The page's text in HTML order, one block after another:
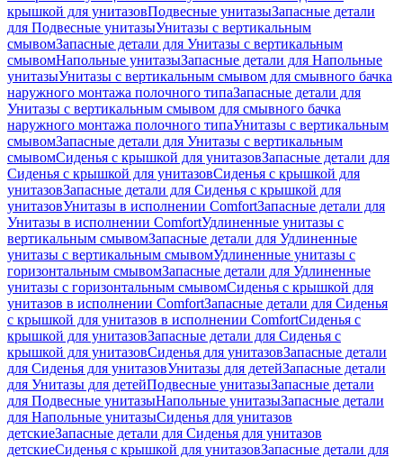
крышкой для унитазовПодвесные унитазыЗапасные детали
для Подвесные унитазыУнитазы с вертикальным
смывомЗапасные детали для Унитазы с вертикальным
смывомНапольные унитазыЗапасные детали для Напольные
унитазыУнитазы с вертикальным смывом для смывного бачка
наружного монтажа полочного типаЗапасные детали для
Унитазы с вертикальным смывом для смывного бачка
наружного монтажа полочного типаУнитазы с вертикальным
смывомЗапасные детали для Унитазы с вертикальным
смывомСиденья с крышкой для унитазовЗапасные детали для
Сиденья с крышкой для унитазовСиденья с крышкой для
унитазовЗапасные детали для Сиденья с крышкой для
унитазовУнитазы в исполнении ComfortЗапасные детали для
Унитазы в исполнении ComfortУдлиненные унитазы с
вертикальным смывомЗапасные детали для Удлиненные
унитазы с вертикальным смывомУдлиненные унитазы с
горизонтальным смывомЗапасные детали для Удлиненные
унитазы с горизонтальным смывомСиденья с крышкой для
унитазов в исполнении ComfortЗапасные детали для Сиденья
с крышкой для унитазов в исполнении ComfortСиденья с
крышкой для унитазовЗапасные детали для Сиденья с
крышкой для унитазовСиденья для унитазовЗапасные детали
для Сиденья для унитазовУнитазы для детейЗапасные детали
для Унитазы для детейПодвесные унитазыЗапасные детали
для Подвесные унитазыНапольные унитазыЗапасные детали
для Напольные унитазыСиденья для унитазов
детскиеЗапасные детали для Сиденья для унитазов
детскиеСиденья с крышкой для унитазовЗапасные детали для